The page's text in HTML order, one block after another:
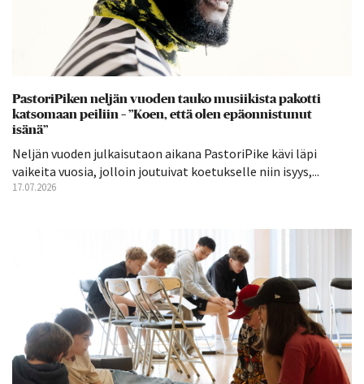
PastoriPiken neljän vuoden tauko musiikista pakotti
katsomaan peiliin – ”Koen, että olen epäonnistunut
isänä”
Neljän vuoden julkaisutaon aikana PastoriPike kävi läpi
vaikeita vuosia, jolloin joutuivat koetukselle niin isyys,...
17.07.2026